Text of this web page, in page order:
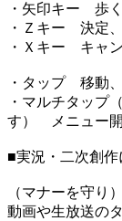
・矢印キー 歩
・Ｚキー 決定
・Ｘキー キャ
・タップ 移動
・マルチタップ
す） メニュー
■実況・二次創作
（マナーを守り
動画や生放送の